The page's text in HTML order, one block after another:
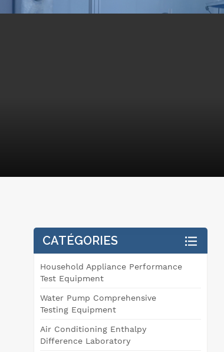
CATÉGORIES
Household Appliance Performance
Test Equipment
Water Pump Comprehensive
Testing Equipment
Air Conditioning Enthalpy
Difference Laboratory